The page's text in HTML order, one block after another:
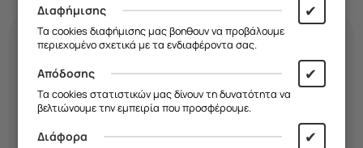
Κάνε τη θήκη σου
τόσο μοναδική όσο κι
εσύ!
Διαφήμισης ✔
Τα cookies διαφήμισης μας βοηθουν να προβάλουμε
περιεχομένο σχετικά με τα ενδιαφέροντα σας.
Απόδοσης ✔
Τα cookies στατιστικών μας δίνουν τη δυνατότητα να
βελτιώνουμε την εμπειρία που προσφέρουμε.
Διάφορα ✔